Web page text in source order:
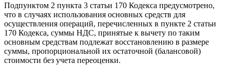
Подпунктом 2 пункта 3 статьи 170 Кодекса предусмотрено,
что в случаях использования основных средств для
осуществления операций, перечисленных в пункте 2 статьи
170 Кодекса, суммы НДС, принятые к вычету по таким
основным средствам подлежат восстановлению в размере
суммы, пропорциональной их остаточной (балансовой)
стоимости без учета переоценки.